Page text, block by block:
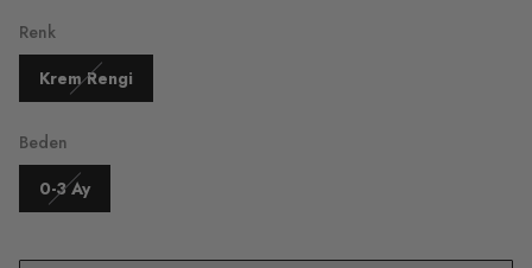
Renk
Krem Rengi
Beden
0-3 Ay